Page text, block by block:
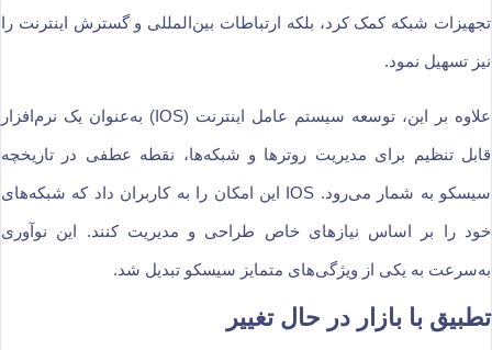
تجهیزات شبکه کمک کرد، بلکه ارتباطات بین‌المللی و گسترش اینترنت را
نیز تسهیل نمود.
علاوه بر این، توسعه سیستم عامل اینترنت (IOS) به‌عنوان یک نرم‌افزار
قابل تنظیم برای مدیریت روترها و شبکه‌ها، نقطه عطفی در تاریخچه
سیسکو به شمار می‌رود. IOS این امکان را به کاربران داد که شبکه‌های
خود را بر اساس نیازهای خاص طراحی و مدیریت کنند. این نوآوری
به‌سرعت به یکی از ویژگی‌های متمایز سیسکو تبدیل شد.
تطبیق با بازار در حال تغییر